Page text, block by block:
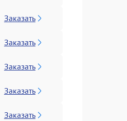
Заказать
Заказать
Заказать
Заказать
Заказать